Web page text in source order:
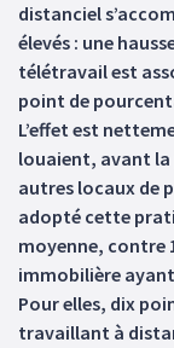
distanciel
élevés : une
télétravail est
point de
L’effet est
louaient, avant la
autres locaux de
adopté cette
moyenne, contre
immobilière
Pour elles, dix
travaillant à